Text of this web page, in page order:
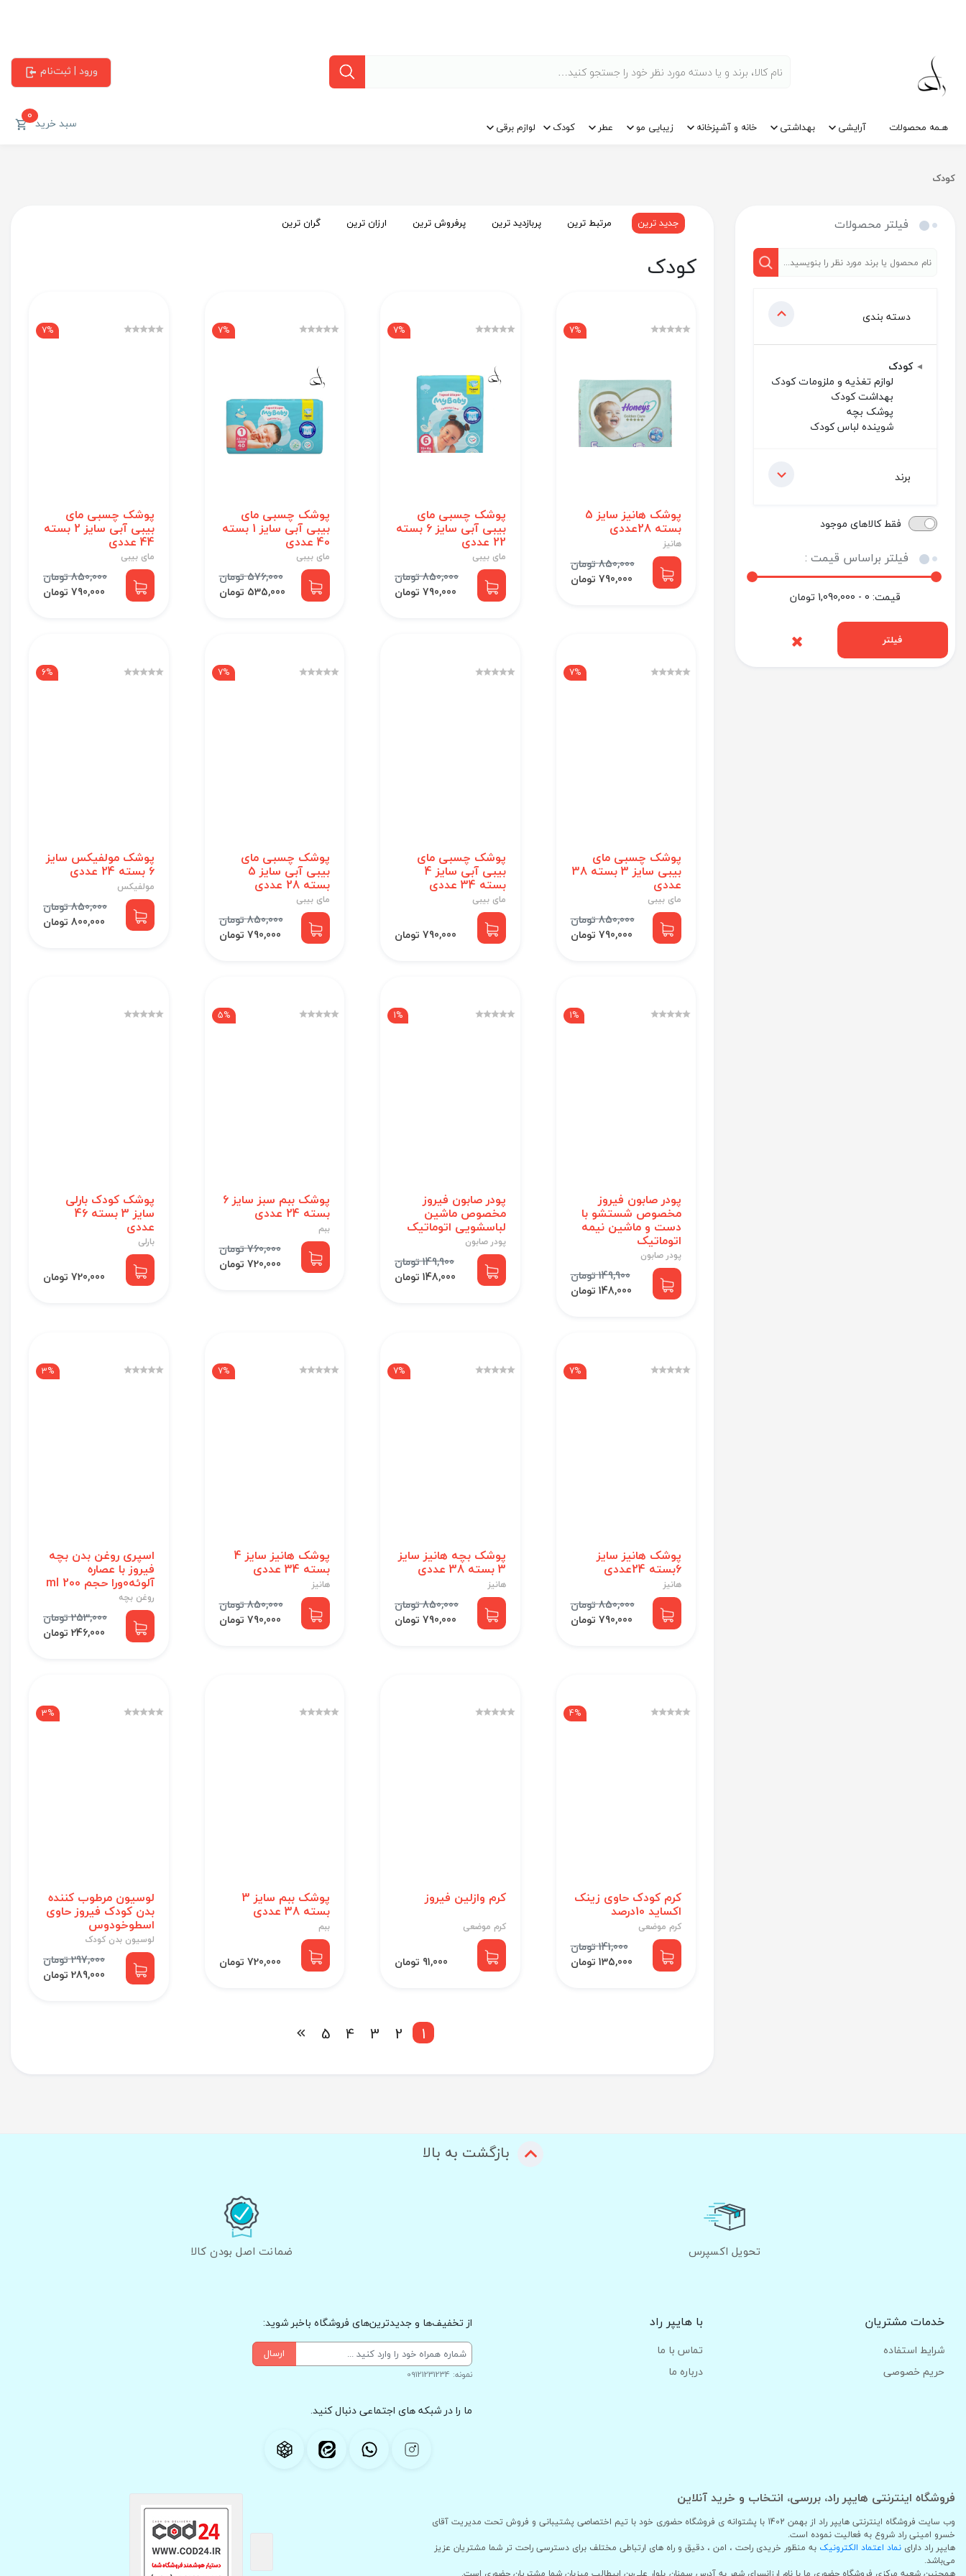
ورود | ثبت‌نام
هـمه محصولات آرایشی بهداشتی خانه و آشپزخانه زیبایی مو عطر کودک لوازم برقی سبد خرید0
کودک
فیلتر محصولات
دسته بندی
کودک
لوازم تغذیه و ملزومات کودک
بهداشت کودک
پوشک بچه
شوینده لباس کودک
برند
فقط کالاهای موجود
فیلتر براساس قیمت :
قیمت: 0 - 1,090,000 تومان
فیلتر
جدید ترین مرتبط ترین پربازدید ترین پرفروش ترین ارزان ترین گران ترین
کودک
7%
پوشک هانیز سایز 5
بسته 28عددی
هانیز
850,000 تومان
790,000 تومان
7%
پوشک چسبی مای
بیبی آبی سایز 6 بسته
22 عددی
مای بیبی
850,000 تومان
790,000 تومان
7%
پوشک چسبی مای
بیبی آبی سایز 1 بسته
40 عددی
مای بیبی
576,000 تومان
535,000 تومان
7%
پوشک چسبی مای
بیبی آبی سایز 2 بسته
44 عددی
مای بیبی
850,000 تومان
790,000 تومان
7%
پوشک چسبی مای
بیبی سایز 3 بسته 38
عددی
مای بیبی
850,000 تومان
790,000 تومان
پوشک چسبی مای
بیبی آبی سایز 4
بسته 34 عددی
مای بیبی
790,000 تومان
7%
پوشک چسبی مای
بیبی آبی سایز 5
بسته 28 عددی
مای بیبی
850,000 تومان
790,000 تومان
6%
پوشک مولفیکس سایز
6 بسته 24 عددی
مولفیکس
850,000 تومان
800,000 تومان
1%
پودر صابون فیروز
مخصوص شستشو با
دست و ماشین نیمه
اتوماتیک
پودر صابون
149,900 تومان
148,000 تومان
1%
پودر صابون فیروز
مخصوص ماشین
لباسشویی اتوماتیک
پودر صابون
149,900 تومان
148,000 تومان
5%
پوشک ببم سبز سایز 6
بسته 24 عددی
ببم
760,000 تومان
720,000 تومان
پوشک کودک بارلی
سایز 3 بسته 46
عددی
بارلی
720,000 تومان
7%
پوشک هانیز سایز
6بسته 24عددی
هانیز
850,000 تومان
790,000 تومان
7%
پوشک بچه هانیز سایز
3 بسته 38 عددی
هانیز
850,000 تومان
790,000 تومان
7%
پوشک هانیز سایز 4
بسته 34 عددی
هانیز
850,000 تومان
790,000 تومان
3%
اسپری روغن بدن بچه
فیروز با عصاره
آلوئه0ورا حجم 200 ml
روغن بچه
253,000 تومان
246,000 تومان
4%
کرم کودک حاوی زینک
اکساید 10درصد
کرم موضعی
141,000 تومان
135,000 تومان
کرم وازلین فیروز
کرم موضعی
91,000 تومان
پوشک ببم سایز 3
بسته 38 عددی
ببم
720,000 تومان
3%
لوسیون مرطوب کننده
بدن کودک فیروز حاوی
اسطوخودوس
لوسیون بدن کودک
297,000 تومان
289,000 تومان
1
2
3
4
5
بازگشت به بالا
تحویل اکسپرس ضمانت اصل بودن کالا
خدمات مشتریان
شرایط استفاده
حریم خصوصی
با هایپر راد
تماس با ما
درباره ما
از تخفیف‌ها و جدیدترین‌های فروشگاه باخبر شوید:
ارسال
نمونه: 09121231234
ما را در شبکه های اجتماعی دنبال کنید.
فروشگاه اینترنتی هایپر راد، بررسی، انتخاب و خرید آنلاین
وب سایت فروشگاه اینترنتی هایپر راد از بهمن 1402 با پشتوانه ی فروشگاه حضوری خود با تیم اختصاصی پشتیبانی و فروش تحت مدیریت آقای
خسرو امینی راد شروع به فعالیت نموده است.
هایپر راد دارای نماد اعتماد الکترونیک به منظور خریدی راحت ، امن ، دقیق و راه های ارتباطی مختلف برای دسترسی راحت تر شما مشتریان عزیز
می‌باشد.